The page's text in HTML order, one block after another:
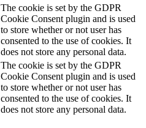
The cookie is set by the GDPR
Cookie Consent plugin and is used
to store whether or not user has
consented to the use of cookies. It
does not store any personal data.
The cookie is set by the GDPR
Cookie Consent plugin and is used
to store whether or not user has
consented to the use of cookies. It
does not store any personal data.